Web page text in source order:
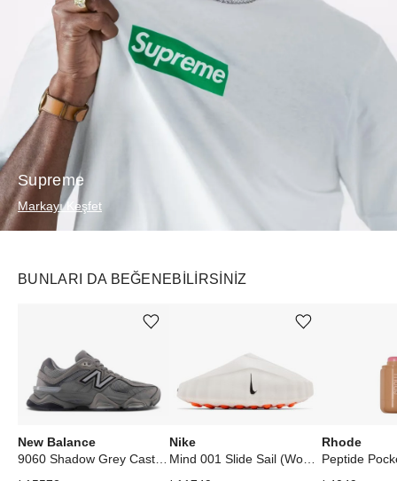
Supreme
Markayı Keşfet
BUNLARI DA BEĞENEBILIRSINIZ
New Balance
9060 Shadow Grey Castlerock
Ürünü istek listesine ekle veya listeden çıkar
Nike
Mind 001 Slide Sail (Women's)
Ürünü istek listesine ekle veya listeden çıkar
Rhode